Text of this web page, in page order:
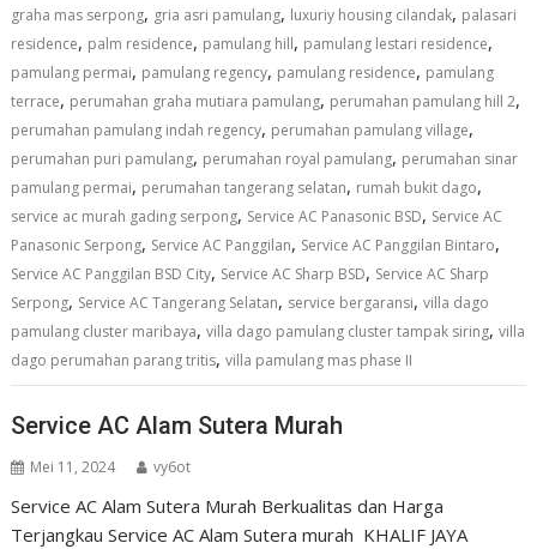
graha mas serpong, gria asri pamulang, luxuriy housing cilandak, palasari
residence, palm residence, pamulang hill, pamulang lestari residence,
pamulang permai, pamulang regency, pamulang residence, pamulang
terrace, perumahan graha mutiara pamulang, perumahan pamulang hill 2,
perumahan pamulang indah regency, perumahan pamulang village,
perumahan puri pamulang, perumahan royal pamulang, perumahan sinar
pamulang permai, perumahan tangerang selatan, rumah bukit dago,
service ac murah gading serpong, Service AC Panasonic BSD, Service AC
Panasonic Serpong, Service AC Panggilan, Service AC Panggilan Bintaro,
Service AC Panggilan BSD City, Service AC Sharp BSD, Service AC Sharp
Serpong, Service AC Tangerang Selatan, service bergaransi,villa dago
pamulang cluster maribaya,villa dago pamulang cluster tampak siring,villa
dago perumahan parang tritis,villa pamulang mas phase II
Service AC Alam Sutera Murah
Mei 11, 2024 vy6ot
Service AC Alam Sutera Murah Berkualitas dan Harga
Terjangkau Service AC Alam Sutera murah KHALIF JAYA